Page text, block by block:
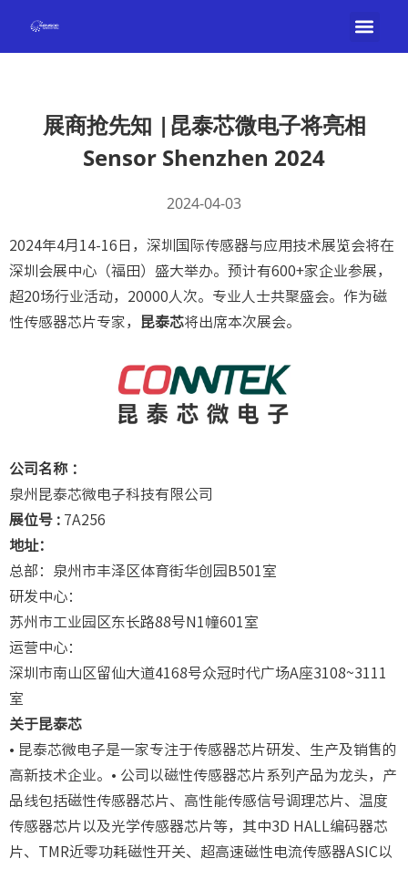
展商抢先知 |昆泰芯微电子将亮相
Sensor Shenzhen 2024
2024-04-03
2024年4月14-16日，深圳国际传感器与应用技术展览会将在
深圳会展中心（福田）盛大举办。预计有600+家企业参展，
超20场行业活动，20000人次。专业人士共聚盛会。作为磁
性传感器芯片专家，
昆泰芯将出席本次展会。
公司名称 ：
泉州昆泰芯微电子科技有限公司
展位号 : 7A256
地址：
总部：泉州市丰泽区体育街华创园B501室
研发中心：
苏州市工业园区东长路88号N1幢601室
运营中心：
深圳市南山区留仙大道4168号众冠时代广场A座3108~3111
室
关于昆泰芯
• 昆泰芯微电子是一家专注于传感器芯片研发、生产及销售的
高新技术企业。• 公司以磁性传感器芯片系列产品为龙头，产
品线包括磁性传感器芯片、高性能传感信号调理芯片、温度
传感器芯片以及光学传感器芯片等，其中3D HALL编码器芯
片、TMR近零功耗磁性开关、超高速磁性电流传感器ASIC以